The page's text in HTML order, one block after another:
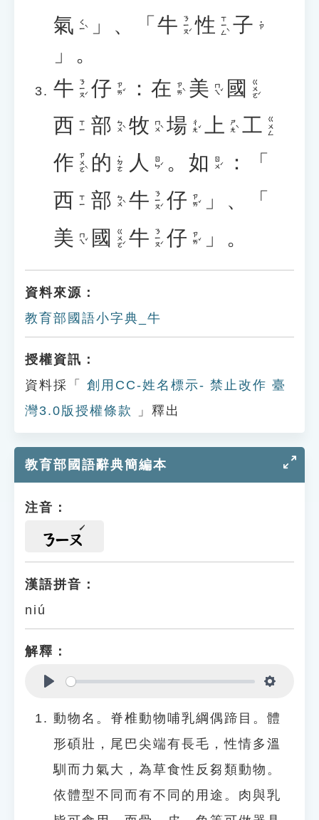
氣 ㄑㄧˋ 」、「 牛 ㄋㄧㄡˊ 性 ㄒㄧㄥˋ 子 ˙ㄗ
」。
牛 ㄋㄧㄡˊ 仔 ㄗㄞˇ ： 在 ㄗㄞˋ 美 ㄇㄟˇ 國 ㄍㄨㄛˊ
西 ㄒㄧ 部 ㄅㄨˋ 牧 ㄇㄨˋ 場 ㄔㄤˇ 上 ㄕㄤˋ 工 ㄍㄨㄥ
作 ㄗㄨㄛˋ 的 ˙ㄉㄜ 人 ㄖㄣˊ 。 如 ㄖㄨˊ
：「
西 ㄒㄧ 部 ㄅㄨˋ 牛 ㄋㄧㄡˊ 仔 ㄗㄞˇ
」、「
美 ㄇㄟˇ 國 ㄍㄨㄛˊ 牛 ㄋㄧㄡˊ 仔 ㄗㄞˇ 」。
資料來源：
教育部國語小字典_牛
授權資訊：
資料採「
創用CC-姓名標示- 禁止改作 臺
灣3.0版授權條款
」釋出
教育部國語辭典簡編本
注音：
ㄋㄧㄡ
漢語拼音：
niú
解釋：
動物名。脊椎動物哺乳綱偶蹄目。體
形碩壯，尾巴尖端有長毛，性情多溫
馴而力氣大，為草食性反芻類動物。
依體型不同而有不同的用途。肉與乳